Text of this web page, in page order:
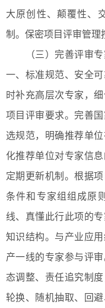
大原创性、颠覆性、
制。保密项目评审管理
（三）完善评审
一、标准规范、安全
时补充高层次专家，
项目评审要求。完善
选规范，明确推荐单
化推荐单位对专家信
定期更新机制。根据
条件和专家组组成原
线、真懂此行此项的
知识结构。与产业应
产一线的专家参与评
态调整、责任追究制
轮换、随机抽取、回